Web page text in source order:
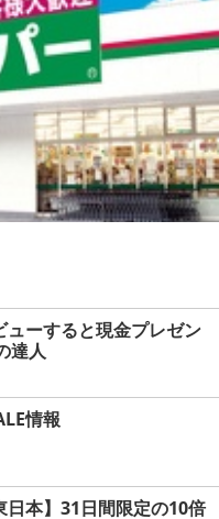
ーすると現金プレゼン
達人
情報
日本】31日間限定の10倍